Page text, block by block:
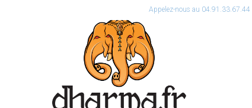
Appelez-nous au